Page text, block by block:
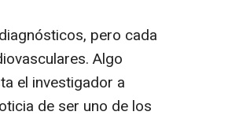
pero cada
Algo
el investigador a
de ser uno de los